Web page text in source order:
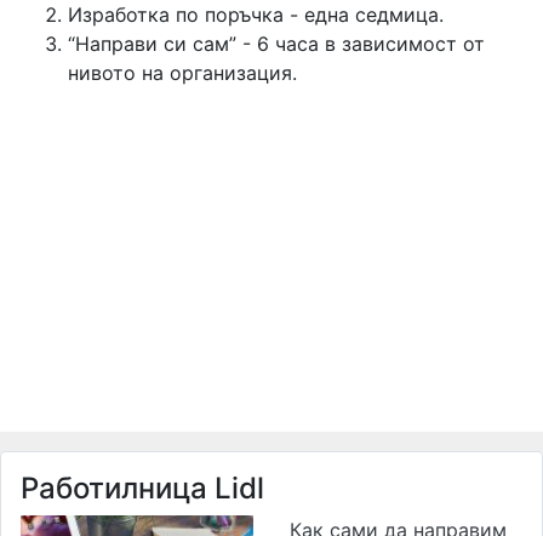
Изработка по поръчка - една седмица.
“Направи си сам” - 6 часа в зависимост от
нивото на организация.
Работилница Lidl
Как сами да направим